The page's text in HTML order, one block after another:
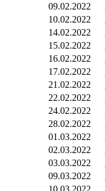
09.02.2022
10.02.2022
14.02.2022
15.02.2022
16.02.2022
17.02.2022
21.02.2022
22.02.2022
24.02.2022
28.02.2022
01.03.2022
02.03.2022
03.03.2022
09.03.2022
10.03.2022